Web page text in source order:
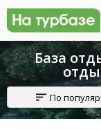
База
По